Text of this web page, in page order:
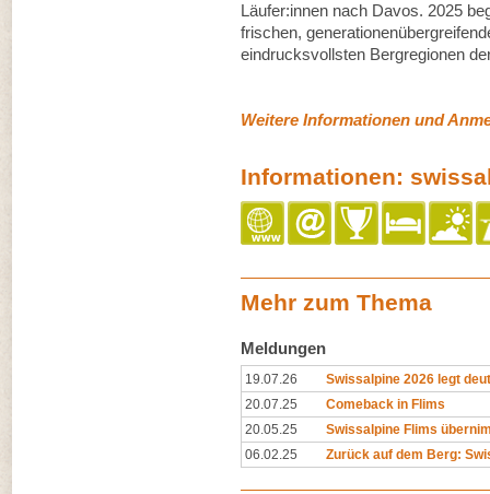
Läufer:innen nach Davos. 2025
frischen,
eindrucksvollsten Bergregionen
Weitere Informationen und
Informationen:
Mehr zum Thema
Meldungen
19.07.26
Swissalpine 2026 legt
20.07.25
Comeback in Flims
20.05.25
Swissalpine Flims
06.02.25
Zurück auf dem Berg: